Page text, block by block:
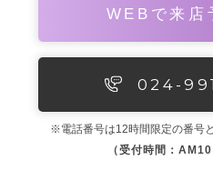
024-
※電話番号は12時間限定の番号
（受付時間：
WEBで来店